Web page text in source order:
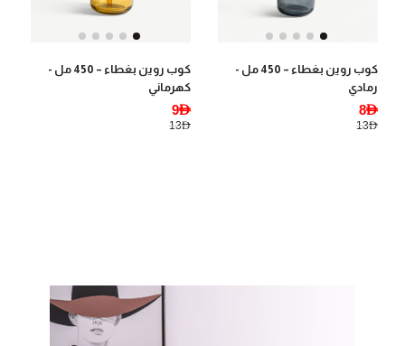
كوب روين بغطاء – 450 مل -
رمادي
8AED
13AED
كوب روين بغطاء – 450 مل -
كهرماني
9AED
13AED